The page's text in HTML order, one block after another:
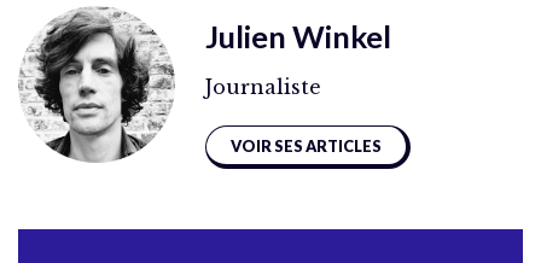
Julien Winkel
Journaliste
VOIR SES ARTICLES